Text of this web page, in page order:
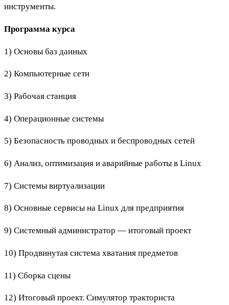
инструменты.
Программа курса
1) Основы баз данных
2) Компьютерные сети
3) Рабочая станция
4) Операционные системы
5) Безопасность проводных и беспроводных сетей
6) Анализ, оптимизация и аварийные работы в Linux
7) Системы виртуализации
8) Основные сервисы на Linux для предприятия
9) Системный администратор — итоговый проект
10) Продвинутая система хватания предметов
11) Сборка сцены
12) Итоговый проект. Симулятор тракториста